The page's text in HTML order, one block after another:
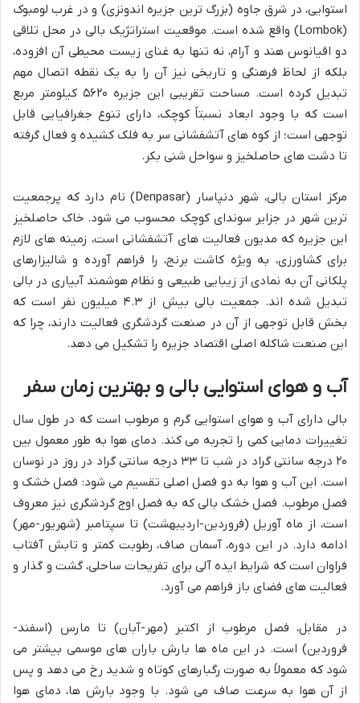
استوایی، در شرق جاوه (بزرگ ترین جزیره اندونزی) و در غرب لومبوک
(Lombok) واقع شده است. موقعیت استراتژیک بالی در محل تلاقی
دو اقیانوس هند و آرام، نه تنها به غنای زیست محیطی آن افزوده،
بلکه از لحاظ فرهنگی و تاریخی نیز آن را به یک نقطه اتصال مهم
تبدیل کرده است. مساحت تقریبی این جزیره ۵۶۲۰ کیلومتر مربع
است که با وجود ابعاد نسبتاً کوچک، دارای تنوع جغرافیایی قابل
توجهی است؛ از کوه های آتشفشانی سر به فلک کشیده و فعال گرفته
تا دشت های حاصلخیز و سواحل شنی بکر.
مرکز استان بالی، شهر دنپاسار (Denpasar) نام دارد که پرجمعیت
ترین شهر در جزایر سوندای کوچک محسوب می شود. خاک حاصلخیز
این جزیره که مدیون فعالیت های آتشفشانی است، زمینه های لازم
برای کشاورزی، به ویژه کاشت برنج، را فراهم آورده و شالیزارهای
پلکانی آن به نمادی از زیبایی طبیعی و نظام هوشمند آبیاری در بالی
تبدیل شده اند. جمعیت بالی بیش از ۴.۳ میلیون نفر است که
بخش قابل توجهی از آن در صنعت گردشگری فعالیت دارند، چرا که
این صنعت شاکله اصلی اقتصاد جزیره را تشکیل می دهد.
آب و هوای استوایی بالی و بهترین زمان سفر
بالی دارای آب و هوای استوایی گرم و مرطوب است که در طول سال
تغییرات دمایی کمی را تجربه می کند. دمای هوا به طور معمول بین
۲۰ درجه سانتی گراد در شب تا ۳۳ درجه سانتی گراد در روز در نوسان
است. این آب و هوا به دو فصل اصلی تقسیم می شود: فصل خشک و
فصل مرطوب. فصل خشک بالی که به فصل اوج گردشگری نیز معروف
است، از ماه آوریل (فروردین-اردیبهشت) تا سپتامبر (شهریور-مهر)
ادامه دارد. در این دوره، آسمان صاف، رطوبت کمتر و تابش آفتاب
فراوان است که شرایط ایده آلی برای تفریحات ساحلی، گشت و گذار و
فعالیت های فضای باز فراهم می آورد.
در مقابل، فصل مرطوب از اکتبر (مهر-آبان) تا مارس (اسفند-
فروردین) است. در این ماه ها بارش باران های موسمی بیشتر می
شود که معمولاً به صورت رگبارهای کوتاه و شدید رخ می دهد و پس
از آن هوا به سرعت صاف می شود. با وجود بارش ها، دمای هوا